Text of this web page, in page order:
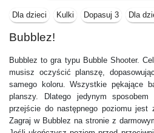
Dla dzieci Kulki Dopasuj 3 Dla
Bubblez!
Bubblez to gra typu Bubble Shooter.
musisz oczyścić planszę,
samego koloru. Wszystkie pękające
planszy. Dlatego jedynym
przejście do następnego poziomu jest
Zagraj w Bubblez na stronie z